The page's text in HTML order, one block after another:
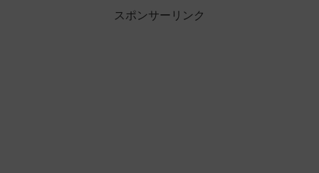
スポンサーリンク